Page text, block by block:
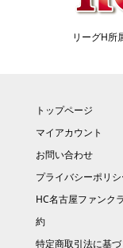
リーグH所
トップページ
マイアカウント
お問い合わせ
プライバシーポリシ
HC名古屋ファンク
約
特定商取引法に基